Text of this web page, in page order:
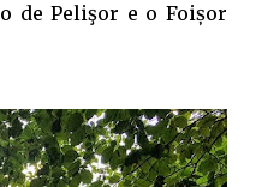
de Pelişor e o Foișor